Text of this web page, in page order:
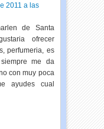
2011 a las
de Santa
ofrecer
perfumeria, es
me da
con muy poca
ayudes cual